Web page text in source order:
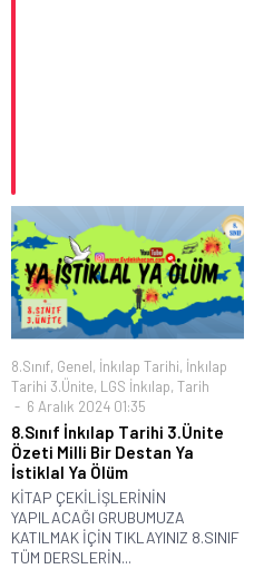
8.Sınıf, Genel, İnkılap Tarihi, İnkılap
Tarihi 3.Ünite, LGS İnkılap, Tarih
6 Aralık 2024 01:35
8.Sınıf İnkılap Tarihi 3.Ünite
Özeti Milli Bir Destan Ya
İstiklal Ya Ölüm
KİTAP ÇEKİLİŞLERİNİN
YAPILACAĞI GRUBUMUZA
KATILMAK İÇİN TIKLAYINIZ 8.SINIF
TÜM DERSLERİN...